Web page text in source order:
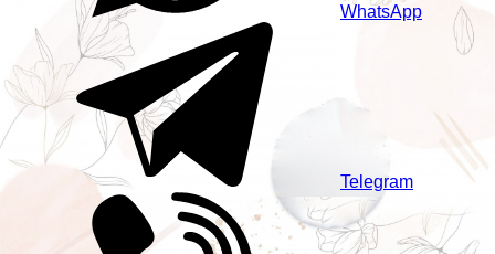
WhatsApp
Telegram